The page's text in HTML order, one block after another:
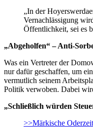
„In der
Vernachlässigung
Öffentlichkeit, sei es
„Abgeholfen“ – Anti-
Was ein Vertreter der
nur dafür geschaffen, um
vermutlich seinem
Politik verwoben. Dabei
„Schließlich würden
>>Märkische